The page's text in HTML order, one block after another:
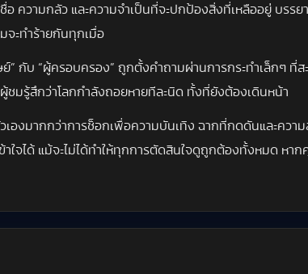
อ ความกลัว และความจำเป็นที่จะปกป้องสิ่งที่เหลืออยู่ บร
จะทำร้ายกันทุกเมื่อ
กับ “ผู้ครอบครอง” ถูกตั้งคำถามผ่านการกระทำเล็กๆ ที่ส
ผู้ชมรู้สึกว่าโลกกำลังถอยหายทีละนิด ทั้งที่ยังต้องเดินหน้า
เองมากกว่าการช็อกเพื่อความบันเทิง ฉากที่กดดันและค
จได้ แม้จะไม่ได้ทำให้ทุกการตัดสินใจดูถูกต้องทั้งหมด หา